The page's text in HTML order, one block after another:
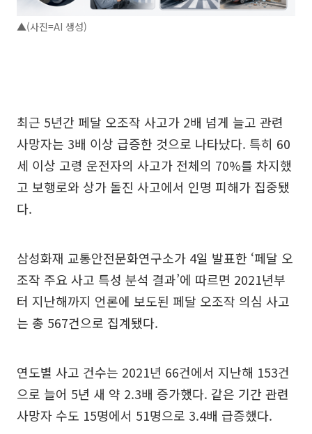
▲(사진=AI 생성)
최근 5년간 페달 오조작 사고가 2배 넘게 늘고 관련
사망자는 3배 이상 급증한 것으로 나타났다. 특히 60
세 이상 고령 운전자의 사고가 전체의 70%를 차지했
고 보행로와 상가 돌진 사고에서 인명 피해가 집중됐
다.
삼성화재 교통안전문화연구소가 4일 발표한 ‘페달 오
조작 주요 사고 특성 분석 결과’에 따르면 2021년부
터 지난해까지 언론에 보도된 페달 오조작 의심 사고
는 총 567건으로 집계됐다.
연도별 사고 건수는 2021년 66건에서 지난해 153건
으로 늘어 5년 새 약 2.3배 증가했다. 같은 기간 관련
사망자 수도 15명에서 51명으로 3.4배 급증했다.